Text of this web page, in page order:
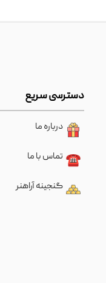
دسترسی سریع
درباره ما
تماس با ما
گنجینه آراهنر